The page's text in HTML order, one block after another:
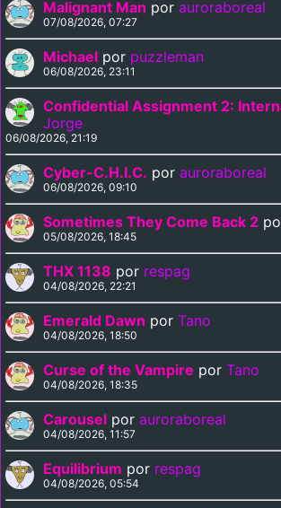
Malignant Man por auroraboreal
07/08/2026, 07:27
Michael por puzzleman
06/08/2026, 23:11
Confidential Assignment 2:
Jorge
06/08/2026, 21:19
Cyber-C.H.I.C. por auroraboreal
06/08/2026, 09:10
Sometimes They Come Back 2
05/08/2026, 18:45
THX 1138 por respag
04/08/2026, 22:21
Emerald Dawn por Tano
04/08/2026, 18:50
Curse of the Vampire por Tano
04/08/2026, 18:35
Carousel por auroraboreal
04/08/2026, 11:57
Equilibrium por respag
04/08/2026, 05:54